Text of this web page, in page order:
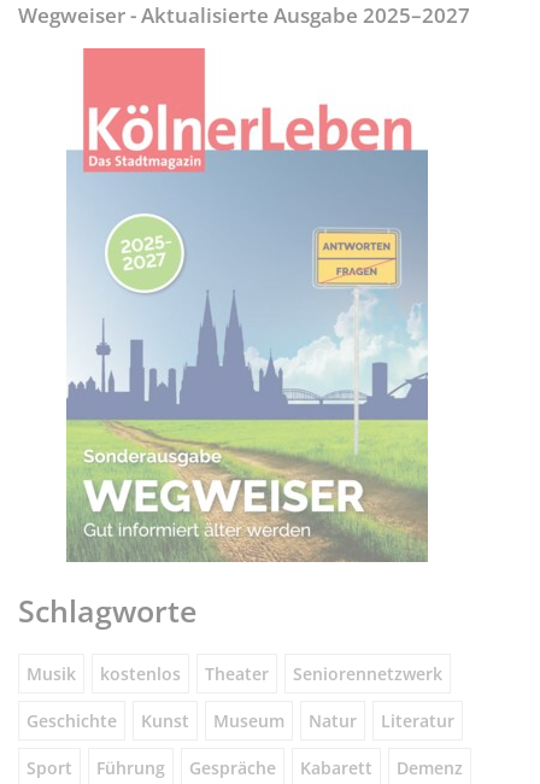
Wegweiser - Aktualisierte Ausgabe 2025–2027
Schlagworte
Musik kostenlos Theater Seniorennetzwerk
Geschichte Kunst Museum Natur Literatur
Sport Führung Gespräche Kabarett Demenz